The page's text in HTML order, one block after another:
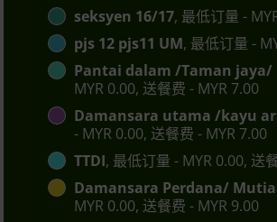
seksyen 16/17, 最低订量 -
pjs 12 pjs11 UM, 最低订量 -
Pantai dalam /Taman jaya/
MYR 0.00, 送餐费 - MYR 7.00
Damansara utama /kayu
- MYR 0.00, 送餐费 - MYR 7.00
TTDI, 最低订量 - MYR 0.00, 送
Damansara Perdana/
MYR 0.00, 送餐费 - MYR 9.00